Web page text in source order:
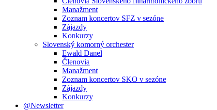
Manažment
Zoznam koncertov SFZ v sezóne
Zájazdy
Konkurzy
Slovenský komorný orchester
Ewald Danel
Členovia
Manažment
Zoznam koncertov SKO v sezóne
Zájazdy
Konkurzy
@Newsletter